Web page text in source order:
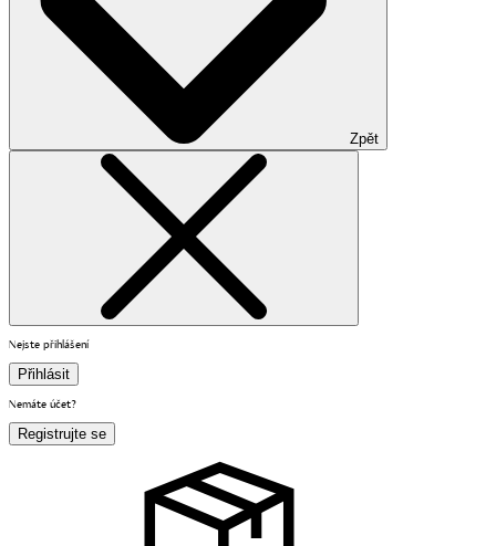
Zpět
Nejste přihlášení
Přihlásit
Nemáte účet?
Registrujte se